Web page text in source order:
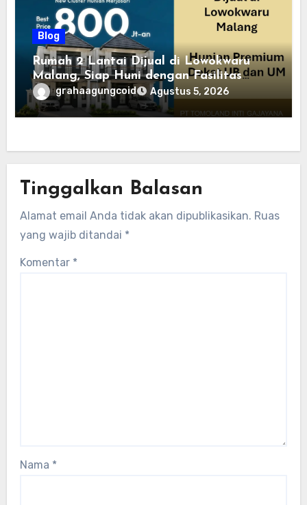
Blog
Rumah 2 Lantai Dijual di Lowokwaru
Malang, Siap Huni dengan Fasilitas
Premium | Graha Agung by Tomoland
grahaagungcoid Agustus 5, 2026
Tinggalkan Balasan
Alamat email Anda tidak akan dipublikasikan. Ruas
yang wajib ditandai *
Komentar *
Nama *